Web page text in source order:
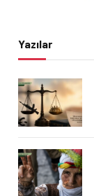
Yazılar